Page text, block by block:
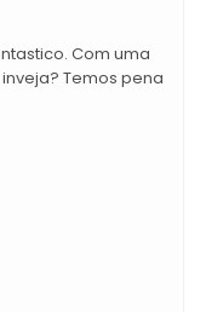
Com uma
Temos pena